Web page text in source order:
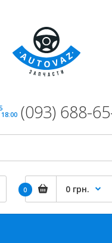
(093) 688-
0 0 грн.